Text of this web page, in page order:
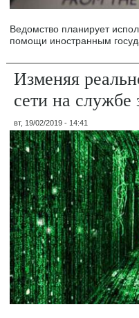
Ведомство планирует
помощи иностранным
Изменяя
сети на службе
вт, 19/02/2019 - 14:41